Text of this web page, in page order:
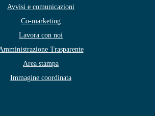
Avvisi e comunicazioni
Co-marketing
Lavora con noi
Trasparente
Area stampa
Immagine coordinata